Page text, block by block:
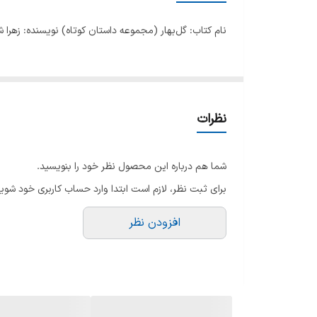
نام کتاب: گل‌بهار (مجموعه داستان کوتاه) نویسنده: زهرا
نظرات
شما هم درباره این محصول نظر خود را بنویسید.
برای ثبت نظر، لازم است ابتدا وارد حساب کاربری خود
افزودن نظر